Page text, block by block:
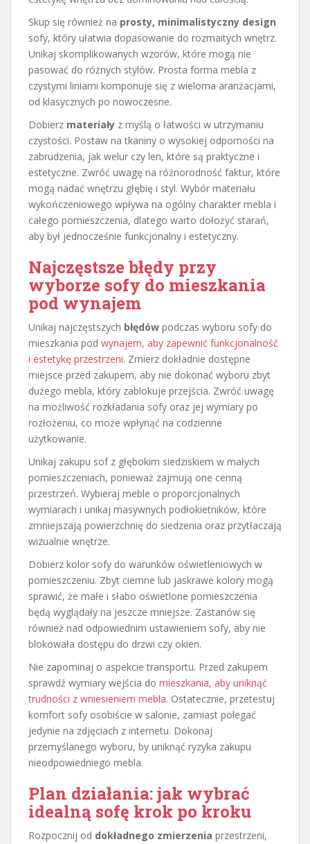
Skup się również na prosty, minimalistyczny design
sofy, który ułatwia dopasowanie do rozmaitych wnętrz.
Unikaj skomplikowanych wzorów, które mogą nie
pasować do różnych stylów. Prosta forma mebla z
czystymi liniami komponuje się z wieloma aranżacjami,
od klasycznych po nowoczesne.
Dobierz materiały z myślą o łatwości w utrzymaniu
czystości. Postaw na tkaniny o wysokiej odporności na
zabrudzenia, jak welur czy len, które są praktyczne i
estetyczne. Zwróć uwagę na różnorodność faktur, które
mogą nadać wnętrzu głębię i styl. Wybór materiału
wykończeniowego wpływa na ogólny charakter mebla i
całego pomieszczenia, dlatego warto dołożyć starań,
aby był jednocześnie funkcjonalny i estetyczny.
Najczęstsze błędy przy
wyborze sofy do mieszkania
pod wynajem
Unikaj najczęstszych błędów podczas wyboru sofy do
mieszkania pod wynajem, aby zapewnić funkcjonalność
i estetykę przestrzeni. Zmierz dokładnie dostępne
miejsce przed zakupem, aby nie dokonać wyboru zbyt
dużego mebla, który zablokuje przejścia. Zwróć uwagę
na możliwość rozkładania sofy oraz jej wymiary po
rozłożeniu, co może wpłynąć na codzienne
użytkowanie.
Unikaj zakupu sof z głębokim siedziskiem w małych
pomieszczeniach, ponieważ zajmują one cenną
przestrzeń. Wybieraj meble o proporcjonalnych
wymiarach i unikaj masywnych podłokietników, które
zmniejszają powierzchnię do siedzenia oraz przytłaczają
wizualnie wnętrze.
Dobierz kolor sofy do warunków oświetleniowych w
pomieszczeniu. Zbyt ciemne lub jaskrawe kolory mogą
sprawić, że małe i słabo oświetlone pomieszczenia
będą wyglądały na jeszcze mniejsze. Zastanów się
również nad odpowiednim ustawieniem sofy, aby nie
blokowała dostępu do drzwi czy okien.
Nie zapominaj o aspekcie transportu. Przed zakupem
sprawdź wymiary wejścia do mieszkania, aby uniknąć
trudności z wniesieniem mebla. Ostatecznie, przetestuj
komfort sofy osobiście w salonie, zamiast polegać
jedynie na zdjęciach z internetu. Dokonaj
przemyślanego wyboru, by uniknąć ryzyka zakupu
nieodpowiedniego mebla.
Plan działania: jak wybrać
idealną sofę krok po kroku
Rozpocznij od dokładnego zmierzenia przestrzeni,